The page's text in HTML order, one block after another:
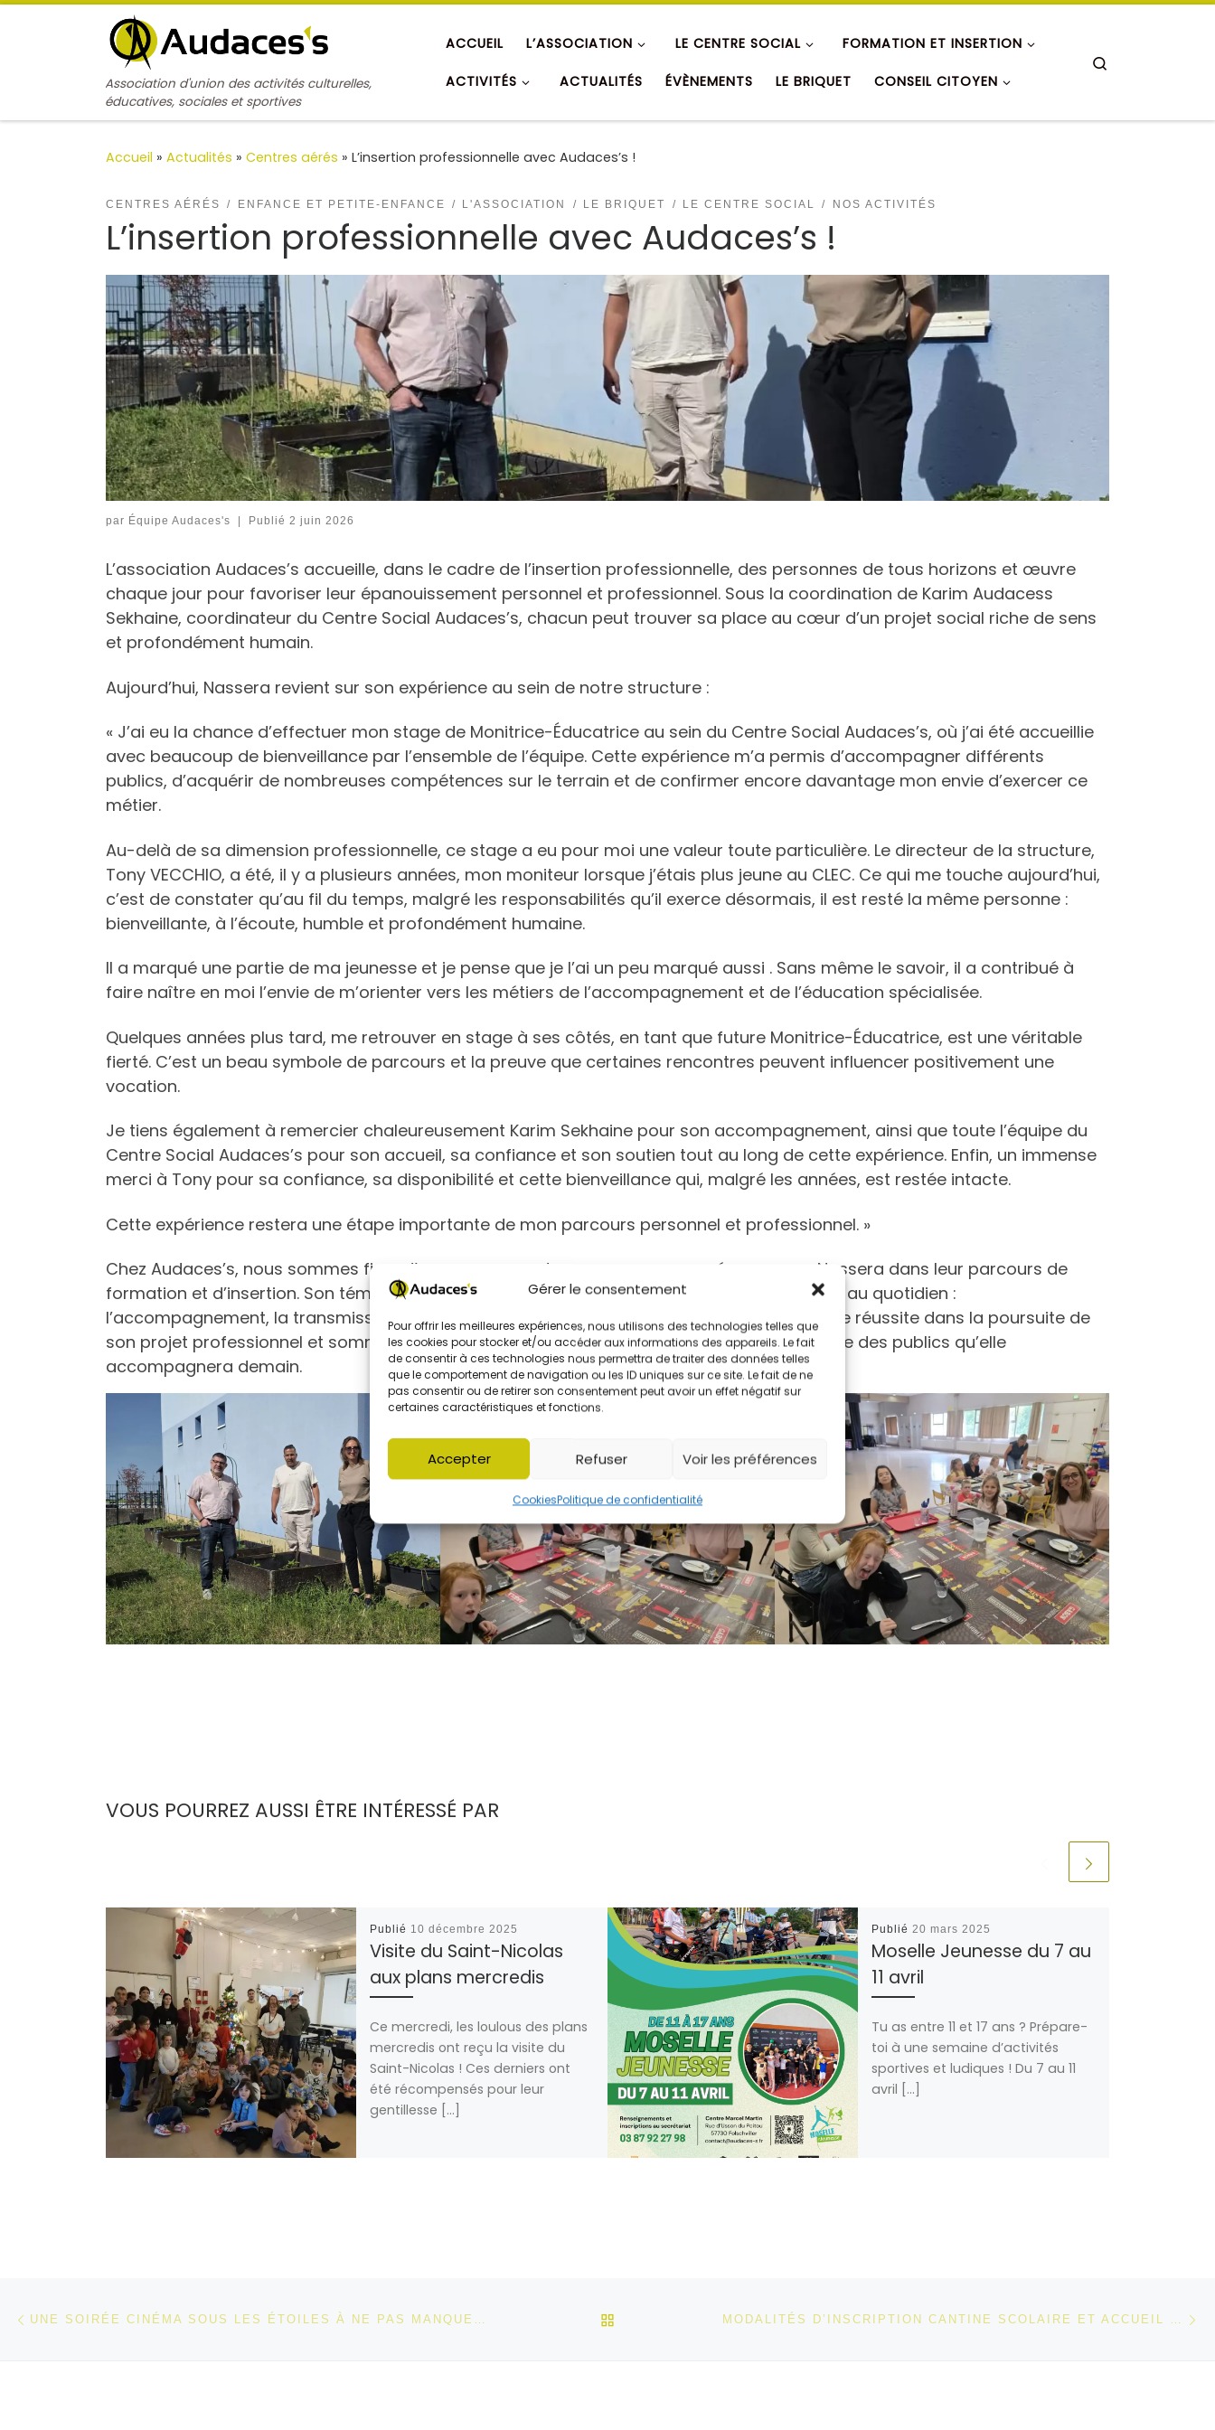
Gérer le consentement
Pour offrir les meilleures expériences, nous utilisons des technologies telles que
les cookies pour stocker et/ou accéder aux informations des appareils. Le fait
de consentir à ces technologies nous permettra de traiter des données telles
que le comportement de navigation ou les ID uniques sur ce site. Le fait de ne
pas consentir ou de retirer son consentement peut avoir un effet négatif sur
certaines caractéristiques et fonctions.
Accepter Refuser Voir les préférences
CookiesPolitique de confidentialité
Passer au contenu
Association d'union des activités culturelles,
éducatives, sociales et sportives
ACCUEIL L’ASSOCIATION LE CENTRE SOCIAL FORMATION ET INSERTION
ACTIVITÉS ACTUALITÉS ÉVÈNEMENTS LE BRIQUET CONSEIL CITOYEN
Accueil » Actualités » Centres aérés » L’insertion professionnelle avec Audaces’s !
CENTRES AÉRÉS ENFANCE ET PETITE-ENFANCE L'ASSOCIATION LE BRIQUET LE CENTRE SOCIAL NOS ACTIVITÉS
L’insertion professionnelle avec Audaces’s !
par Équipe Audaces's Publié 2 juin 2026
L’association Audaces’s accueille, dans le cadre de l’insertion professionnelle, des personnes de tous horizons et œuvre
chaque jour pour favoriser leur épanouissement personnel et professionnel. Sous la coordination de Karim Audacess
Sekhaine, coordinateur du Centre Social Audaces’s, chacun peut trouver sa place au cœur d’un projet social riche de sens
et profondément humain.
Aujourd’hui, Nassera revient sur son expérience au sein de notre structure :
« J’ai eu la chance d’effectuer mon stage de Monitrice-Éducatrice au sein du Centre Social Audaces’s, où j’ai été accueillie
avec beaucoup de bienveillance par l’ensemble de l’équipe. Cette expérience m’a permis d’accompagner différents
publics, d’acquérir de nombreuses compétences sur le terrain et de confirmer encore davantage mon envie d’exercer ce
métier.
Au-delà de sa dimension professionnelle, ce stage a eu pour moi une valeur toute particulière. Le directeur de la structure,
Tony VECCHIO, a été, il y a plusieurs années, mon moniteur lorsque j’étais plus jeune au CLEC. Ce qui me touche aujourd’hui,
c’est de constater qu’au fil du temps, malgré les responsabilités qu’il exerce désormais, il est resté la même personne :
bienveillante, à l’écoute, humble et profondément humaine.
Il a marqué une partie de ma jeunesse et je pense que je l’ai un peu marqué aussi . Sans même le savoir, il a contribué à
faire naître en moi l’envie de m’orienter vers les métiers de l’accompagnement et de l’éducation spécialisée.
Quelques années plus tard, me retrouver en stage à ses côtés, en tant que future Monitrice-Éducatrice, est une véritable
fierté. C’est un beau symbole de parcours et la preuve que certaines rencontres peuvent influencer positivement une
vocation.
Je tiens également à remercier chaleureusement Karim Sekhaine pour son accompagnement, ainsi que toute l’équipe du
Centre Social Audaces’s pour son accueil, sa confiance et son soutien tout au long de cette expérience. Enfin, un immense
merci à Tony pour sa confiance, sa disponibilité et cette bienveillance qui, malgré les années, est restée intacte.
Cette expérience restera une étape importante de mon parcours personnel et professionnel. »
Chez Audaces’s, nous sommes fiers d’accompagner des personnes engagées comme Nassera dans leur parcours de
formation et d’insertion. Son témoignage illustre parfaitement les valeurs qui nous animent au quotidien :
l’accompagnement, la transmission, la confiance et l’humain. Nous lui souhaitons une pleine réussite dans la poursuite de
son projet professionnel et sommes convaincus qu’elle saura mettre ses qualités au service des publics qu’elle
accompagnera demain.
VOUS POURREZ AUSSI ÊTRE INTÉRESSÉ PAR
Publié 10 décembre 2025
Visite du Saint-Nicolas
aux plans mercredis
Ce mercredi, les loulous des plans
mercredis ont reçu la visite du
Saint-Nicolas ! Ces derniers ont
été récompensés pour leur
gentillesse […]
Publié 20 mars 2025
Moselle Jeunesse du 7 au
11 avril
Tu as entre 11 et 17 ans ? Prépare-
toi à une semaine d’activités
sportives et ludiques ! Du 7 au 11
avril […]
Parcourir les articles UNE SOIRÉE CINÉMA SOUS LES ÉTOILES À NE PAS MANQUER ! RETOUR À LA LISTE DES ARTICLES MODALITÉS D’INSCRIPTION CANTINE SCOLAIRE ET ACCUEIL PÉRISCOLAIRE